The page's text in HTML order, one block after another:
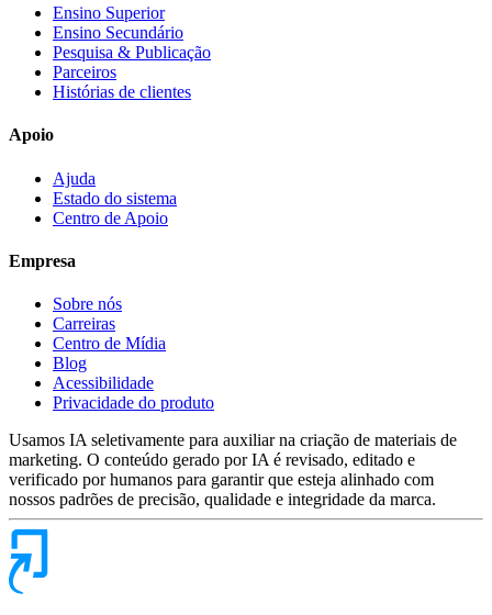
Ensino Superior
Ensino Secundário
Pesquisa & Publicação
Parceiros
Histórias de clientes
Apoio
Ajuda
Estado do sistema
Centro de Apoio
Empresa
Sobre nós
Carreiras
Centro de Mídia
Blog
Acessibilidade
Privacidade do produto
Usamos IA seletivamente para auxiliar na criação de materiais de
marketing. O conteúdo gerado por IA é revisado, editado e
verificado por humanos para garantir que esteja alinhado com
nossos padrões de precisão, qualidade e integridade da marca.